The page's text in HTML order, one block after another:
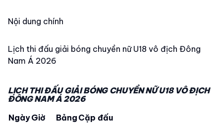
Nội dung chính
Lịch thi đấu giải bóng chuyền nữ U18 vô địch Đông
Nam Á 2026
LỊCH THI ĐẤU GIẢI BÓNG CHUYỀN NỮ U18 VÔ ĐỊCH
ĐÔNG NAM Á 2026
NgàyGiờ Bảng Cặp đấu